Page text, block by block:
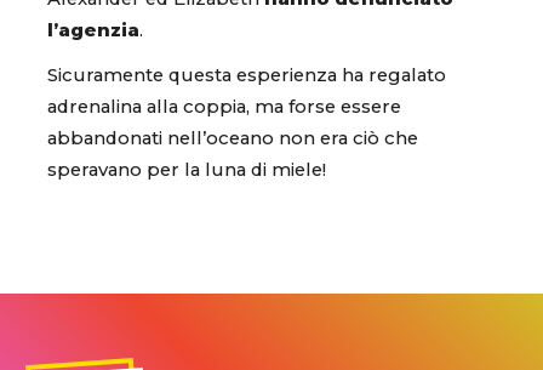
l’agenzia.
Sicuramente questa esperienza ha regalato
adrenalina alla coppia, ma forse essere
abbandonati nell’oceano non era ciò che
speravano per la luna di miele!